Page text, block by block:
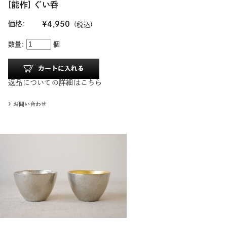
[能作] ぐい呑
価格: ¥4,950 (税込)
数量: 個
返品についての詳細はこちら